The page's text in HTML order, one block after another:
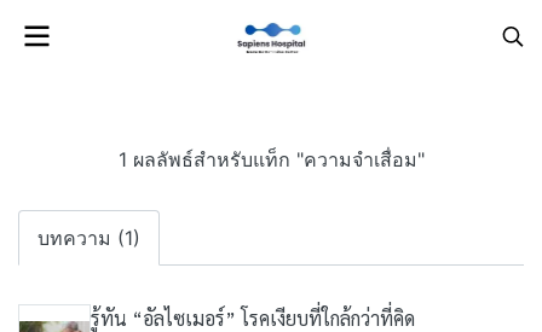
1 ผลลัพธ์สำหรับแท็ก "ความจำเสื่อม"
บทความ (1)
รู้ทัน “อัลไซเมอร์” โรคเงียบที่ใกล้กว่าที่คิด